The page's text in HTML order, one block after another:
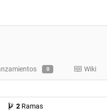
0 Wiki
2 Ramas